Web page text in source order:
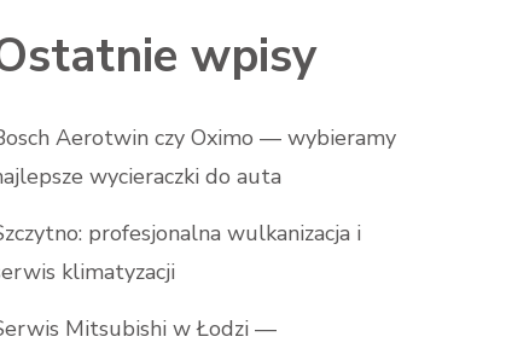
wpisy
Aerotwin czy Oximo — wybieramy
wycieraczki do auta
profesjonalna wulkanizacja i
klimatyzacji
Mitsubishi w Łodzi —